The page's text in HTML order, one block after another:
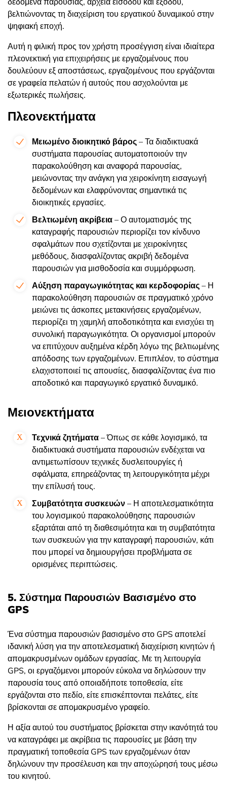
βελτιώνοντας τη διαχείριση του εργατικού δυναμικού στην
ψηφιακή εποχή.
Αυτή η φιλική προς τον χρήστη προσέγγιση είναι ιδιαίτερα
πλεονεκτική για επιχειρήσεις με εργαζομένους που
δουλεύουν εξ αποστάσεως, εργαζομένους που εργάζονται
σε γραφεία πελατών ή αυτούς που ασχολούνται με
εξωτερικές πωλήσεις.
Πλεονεκτήματα
Μειωμένο διοικητικό βάρος– Τα διαδικτυακά
συστήματα παρουσίας αυτοματοποιούν την
παρακολούθηση και αναφορά παρουσίας,
μειώνοντας την ανάγκη για χειροκίνητη εισαγωγή
δεδομένων και ελαφρύνοντας σημαντικά τις
διοικητικές εργασίες.
Βελτιωμένη ακρίβεια– Ο αυτοματισμός της
καταγραφής παρουσιών περιορίζει τον κίνδυνο
σφαλμάτων που σχετίζονται με χειροκίνητες
μεθόδους, διασφαλίζοντας ακριβή δεδομένα
παρουσιών για μισθοδοσία και συμμόρφωση.
Αύξηση παραγωγικότητας και κερδοφορίας– Η
παρακολούθηση παρουσιών σε πραγματικό χρόνο
μειώνει τις άσκοπες μετακινήσεις εργαζομένων,
περιορίζει τη χαμηλή αποδοτικότητα και ενισχύει τη
συνολική παραγωγικότητα. Οι οργανισμοί μπορούν
να επιτύχουν αυξημένα κέρδη λόγω της βελτιωμένης
απόδοσης των εργαζομένων. Επιπλέον, το σύστημα
ελαχιστοποιεί τις απουσίες, διασφαλίζοντας ένα πιο
αποδοτικό και παραγωγικό εργατικό δυναμικό.
Μειονεκτήματα
Τεχνικά ζητήματα– Όπως σε κάθε λογισμικό, τα
διαδικτυακά συστήματα παρουσιών ενδέχεται να
αντιμετωπίσουν τεχνικές δυσλειτουργίες ή
σφάλματα, επηρεάζοντας τη λειτουργικότητα μέχρι
την επίλυσή τους.
Συμβατότητα συσκευών– Η αποτελεσματικότητα
του λογισμικού παρακολούθησης παρουσιών
εξαρτάται από τη διαθεσιμότητα και τη συμβατότητα
των συσκευών για την καταγραφή παρουσιών, κάτι
που μπορεί να δημιουργήσει προβλήματα σε
ορισμένες περιπτώσεις.
5. Σύστημα Παρουσιών Βασισμένο στο
GPS
Ένα σύστημα παρουσιών βασισμένο στο GPS αποτελεί
ιδανική λύση για την αποτελεσματική διαχείριση κινητών ή
απομακρυσμένων ομάδων εργασίας. Με τη λειτουργία
GPS, οι εργαζόμενοι μπορούν εύκολα να δηλώσουν την
παρουσία τους από οποιαδήποτε τοποθεσία, είτε
εργάζονται στο πεδίο, είτε επισκέπτονται πελάτες, είτε
βρίσκονται σε απομακρυσμένο γραφείο.
Η αξία αυτού του συστήματος βρίσκεται στην ικανότητά του
να καταγράφει με ακρίβεια τις παρουσίες με βάση την
πραγματική τοποθεσία GPS των εργαζομένων όταν
δηλώνουν την προσέλευση και την αποχώρησή τους μέσω
του κινητού.